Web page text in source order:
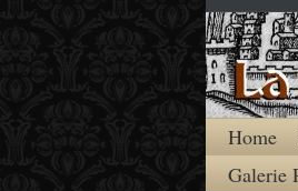
Home
Galerie